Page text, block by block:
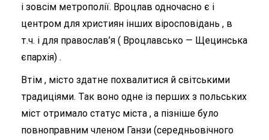
і зовсім метрополії. Вроцлав одночасно є і
центром для християн інших віросповідань , в
т.ч. і для православ’я ( Вроцлавсько — Щецинська
єпархія) .
Втім , місто здатне похвалитися й світськими
традиціями. Так воно одне із перших з польських
міст отримало статус міста , а пізніше було
повноправним членом Ганзи (середньовічного